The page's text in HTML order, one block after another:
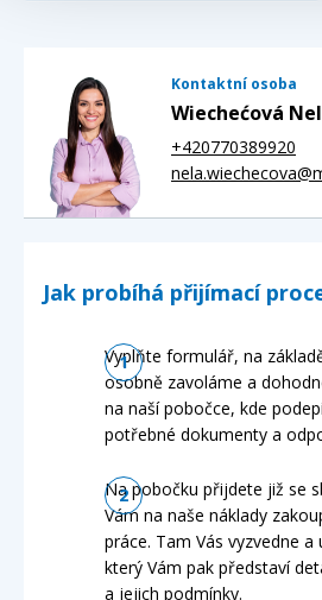
Kontaktní osoba
Wiechećová
+420770389920
Jak probíhá přijímací
Vyplňte formulář, na
osobně zavoláme a
na naší pobočce, kde
potřebné dokumenty a
Na pobočku přijdete již se
Vám na naše náklady
práce. Tam Vás vyzvedne
který Vám pak představí
a jejich podmínky.